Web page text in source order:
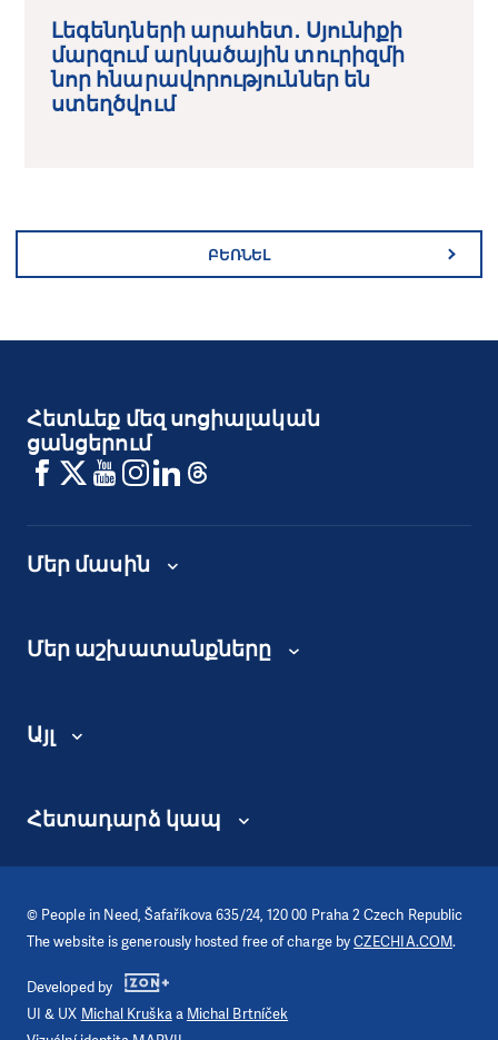
Լեգենդների արահետ․ Սյունիքի
մարզում արկածային տուրիզմի
նոր հնարավորություններ են
ստեղծվում
ԲԵՌՆԵԼ
Հետևեք մեզ սոցիալական
ցանցերում
Մեր մասին
Մեր աշխատանքները
Այլ
Հետադարձ կապ
© People in Need, Šafaříkova 635/24, 120 00 Praha 2 Czech Republic
The website is generously hosted free of charge byCZECHIA.COM.
Developed by
UI & UX Michal Kruškaa Michal Brtníček